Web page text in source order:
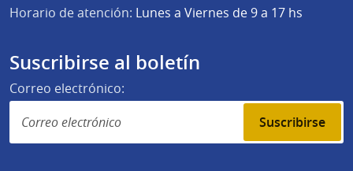
Horario de atención: Lunes a Viernes de 9 a 17 hs
Suscribirse al boletín
Correo electrónico:
Suscribirse